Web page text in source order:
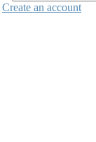
Create an account